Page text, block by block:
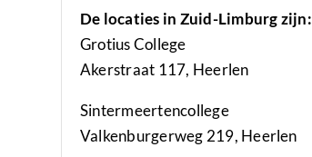
De locaties in Zuid-Limburg zijn:
Grotius College
Akerstraat 117, Heerlen
Sintermeertencollege
Valkenburgerweg 219, Heerlen